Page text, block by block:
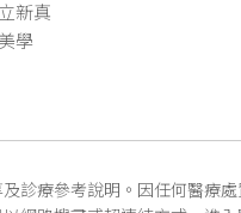
立新真
美學
診療參考說明。因任何醫療